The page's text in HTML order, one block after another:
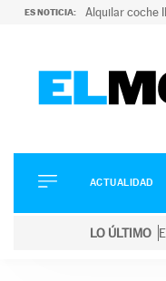
ES NOTICIA: Alquilar coche
ELÉCTRICOS
CONDUCIR
ACTUALIDAD
LO ÚLTIMO